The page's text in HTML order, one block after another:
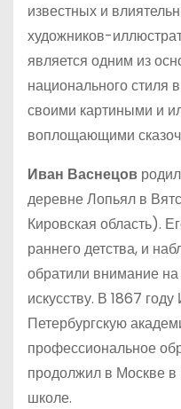
известных и
художников-
является одним из
национального стиля
своими картиными и
воплощающими
Иван Васнецов
деревне Лопьял в
Кировская область).
раннего детства, и
обратили внимание
искусству. В 1867
Петербургскую
профессиональное
продолжил в Москве
школе.